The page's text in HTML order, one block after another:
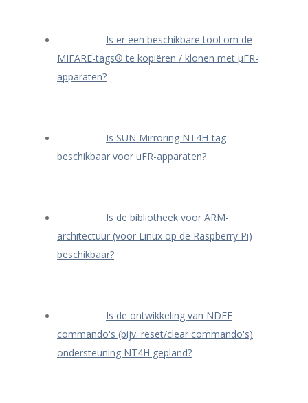
Is er een beschikbare tool om de
MIFARE-tags® te kopiëren / klonen met μFR-
apparaten?
Is SUN Mirroring NT4H-tag
beschikbaar voor uFR-apparaten?
Is de bibliotheek voor ARM-
architectuur (voor Linux op de Raspberry Pi)
beschikbaar?
Is de ontwikkeling van NDEF
commando's (bijv. reset/clear commando's)
ondersteuning NT4H gepland?